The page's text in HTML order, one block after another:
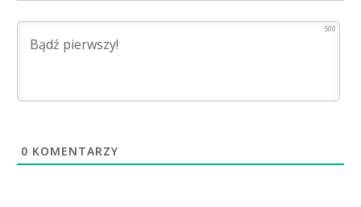
500
0 KOMENTARZY